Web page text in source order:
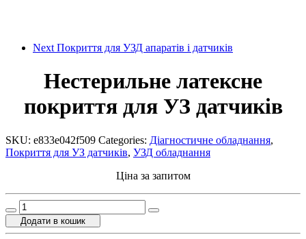
Next Покриття для УЗД апаратів і датчиків
Нестерильне латексне
покриття для УЗ датчиків
SKU: e833e042f509 Categories: Діагностичне обладнання,
Покриття для УЗ датчиків, УЗД обладнання
Ціна за запитом
Нестерильне
латексне
покриття
Додати в кошик